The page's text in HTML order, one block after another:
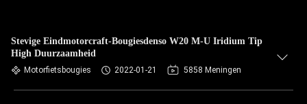
Stevige Eindmotorcraft-Bougiesdenso W20 M-U Iridium Tip
High Duurzaamheid
Motorfietsbougies 2022-01-21 5858 Meningen